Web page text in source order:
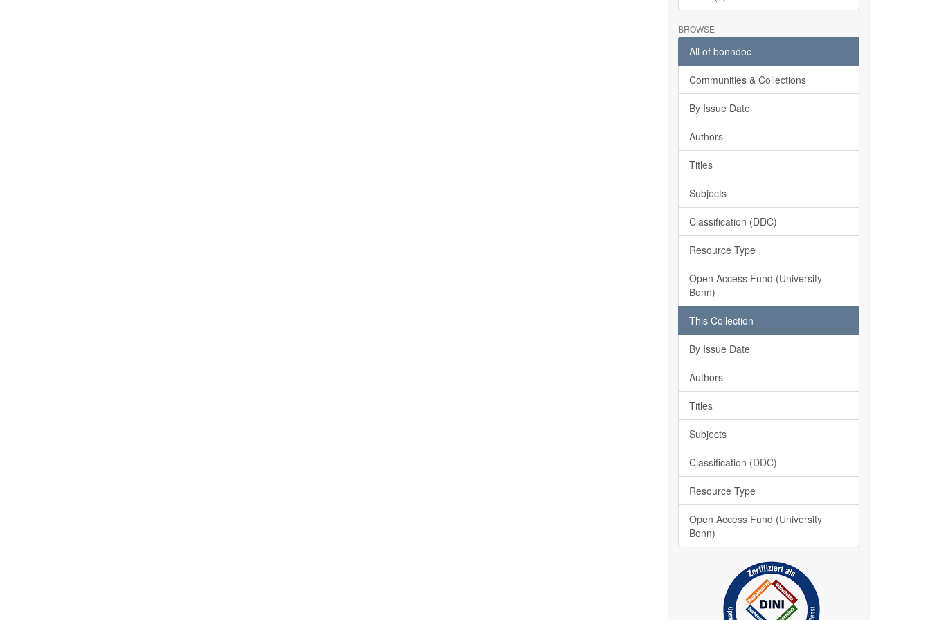
BROWSE
All of bonndoc
Communities & Collections
By Issue Date
Authors
Titles
Subjects
Classification (DDC)
Resource Type
Open Access Fund (University
Bonn)
This Collection
By Issue Date
Authors
Titles
Subjects
Classification (DDC)
Resource Type
Open Access Fund (University
Bonn)